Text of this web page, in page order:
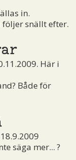
in.
snällt efter.
Här i
Både för
säga mer... ?